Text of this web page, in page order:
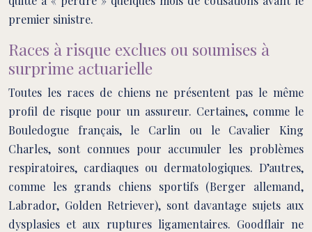
premier sinistre.
Races à risque exclues ou soumises à
surprime actuarielle
Toutes les races de chiens ne présentent pas le même
profil de risque pour un assureur. Certaines, comme le
Bouledogue français, le Carlin ou le Cavalier King
Charles, sont connues pour accumuler les problèmes
respiratoires, cardiaques ou dermatologiques. D’autres,
comme les grands chiens sportifs (Berger allemand,
Labrador, Golden Retriever), sont davantage sujets aux
dysplasies et aux ruptures ligamentaires. Goodflair ne